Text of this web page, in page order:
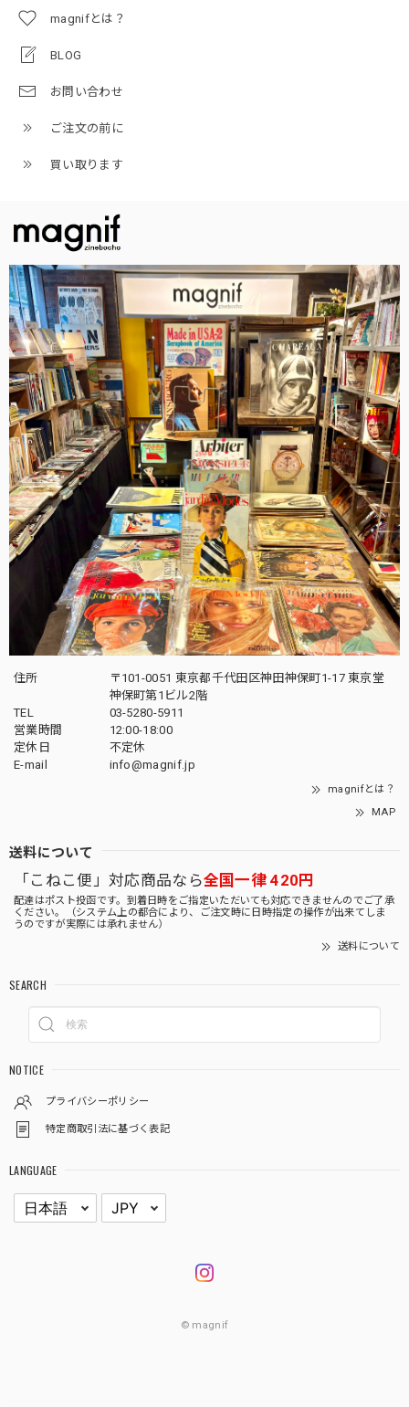
magnifとは？
BLOG
お問い合わせ
ご注文の前に
買い取ります
住所
〒101-0051 東京都千代田区神田神保町1-17 東京堂
神保町第1ビル2階
TEL
03-5280-5911
営業時間
12:00-18:00
定休日
不定休
E-mail
info@magnif.jp
magnifとは？
MAP
送料について
「こねこ便」対応商品なら全国一律 420円
配達はポスト投函です。到着日時をご指定いただいても対応できませんのでご了承
ください。（システム上の都合により、ご注文時に日時指定の操作が出来てしま
うのですが実際には承れません）
送料について
SEARCH
NOTICE
プライバシーポリシー
特定商取引法に基づく表記
LANGUAGE
© magnif